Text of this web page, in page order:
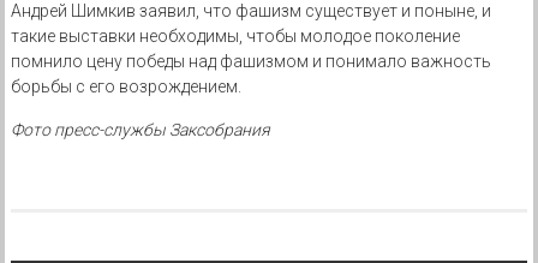
Андрей Шимкив заявил, что фашизм существует и поныне, и
такие выставки необходимы, чтобы молодое поколение
помнило цену победы над фашизмом и понимало важность
борьбы с его возрождением.
Фото пресс-службы Заксобрания